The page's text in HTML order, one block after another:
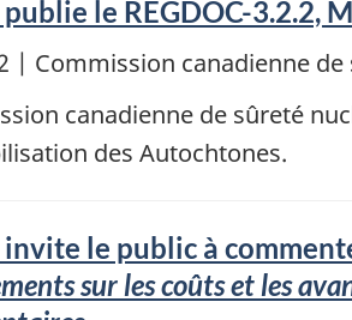
publie le REGDOC-
| Commission canadienne
canadienne de sûreté
des Autochtones.
invite le public à
sur les coûts et les